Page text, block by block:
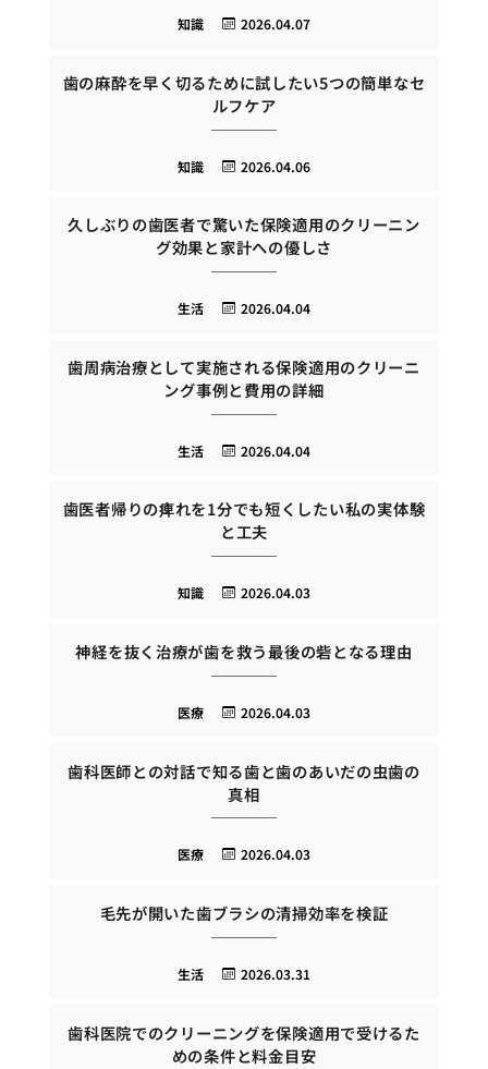
2026.04.07
知識
歯の麻酔を早く切るために試したい5つの簡単なセ
ルフケア
2026.04.06
知識
久しぶりの歯医者で驚いた保険適用のクリーニン
グ効果と家計への優しさ
2026.04.04
生活
歯周病治療として実施される保険適用のクリーニ
ング事例と費用の詳細
2026.04.04
生活
歯医者帰りの痺れを1分でも短くしたい私の実体験
と工夫
2026.04.03
知識
神経を抜く治療が歯を救う最後の砦となる理由
2026.04.03
医療
歯科医師との対話で知る歯と歯のあいだの虫歯の
真相
2026.04.03
医療
毛先が開いた歯ブラシの清掃効率を検証
2026.03.31
生活
歯科医院でのクリーニングを保険適用で受けるた
めの条件と料金目安